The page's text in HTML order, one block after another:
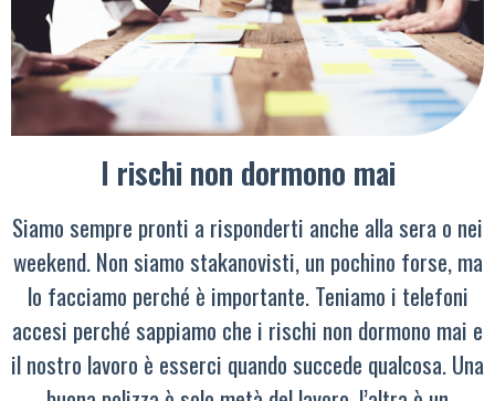
I rischi non dormono mai
Siamo sempre pronti a risponderti anche alla sera o nei
weekend. Non siamo stakanovisti, un pochino forse, ma
lo facciamo perché è importante. Teniamo i telefoni
accesi perché sappiamo che i rischi non dormono mai e
il nostro lavoro è esserci quando succede qualcosa. Una